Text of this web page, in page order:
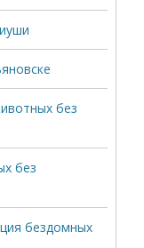
без
без
бездомных